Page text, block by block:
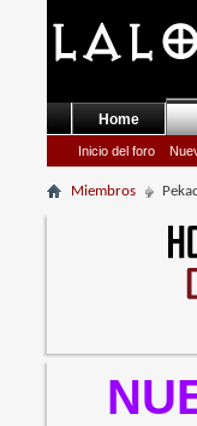
Home
Inicio del foro
Miembros